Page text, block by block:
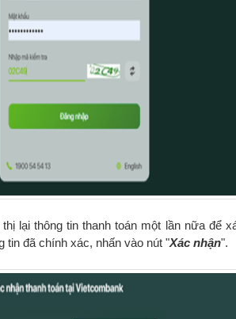
lại thông tin thanh toán một lần nữa để
tin đã chính xác, nhấn vào nút "Xác nhận".